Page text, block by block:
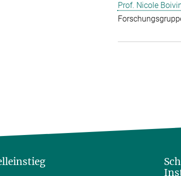
Prof. Nicole